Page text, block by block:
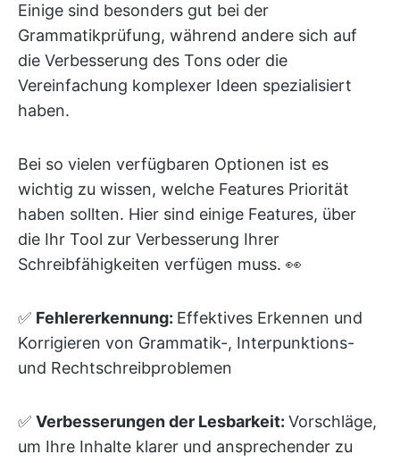
Einige sind besonders gut bei der
Grammatikprüfung, während andere sich auf
die Verbesserung des Tons oder die
Vereinfachung komplexer Ideen spezialisiert
haben.
Bei so vielen verfügbaren Optionen ist es
wichtig zu wissen, welche Features Priorität
haben sollten. Hier sind einige Features, über
die Ihr Tool zur Verbesserung Ihrer
Schreibfähigkeiten verfügen muss. 👀
✅ Fehlererkennung: Effektives Erkennen und
Korrigieren von Grammatik-, Interpunktions-
und Rechtschreibproblemen
✅ Verbesserungen der Lesbarkeit: Vorschläge,
um Ihre Inhalte klarer und ansprechender zu